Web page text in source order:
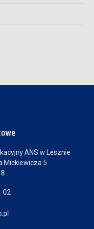
ANS w Lesznie
Mickiewicza 5
02